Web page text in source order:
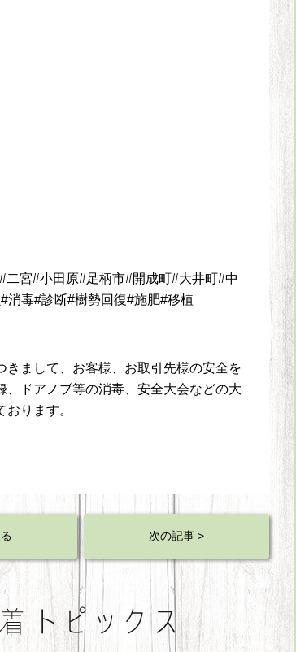
宮#小田原#足柄市#開成町#大井町#中
消毒#診断#樹勢回復#施肥#移植
まして、お客様、お取引先様の安全を
ドアノブ等の消毒、安全大会などの大
ります。
次の記事 >